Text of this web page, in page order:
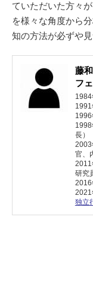
ていただいた方々
を様々な角度から
知の方法が必ずや
藤
フ
長）
官、
研究
独立